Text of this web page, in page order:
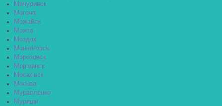
Мичуринск
Могоча
Можайск
Можга
Моздок
Мончегорск
Морозовск
Моршанск
Мосальск
Москва
Муравленко
Мураши